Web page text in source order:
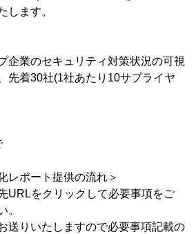
します。
企業のセキュリティ対策状況の可視
先着30社(1社あたり10サプライヤ
レポート提供の流れ＞
URLをクリックして必要事項をご
。
送りいたしますので必要事項記載の